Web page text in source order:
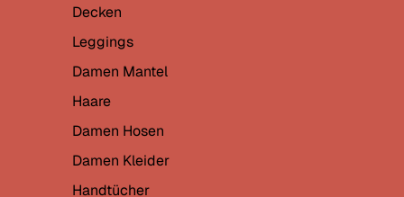
Decken
Leggings
Damen Mantel
Haare
Damen Hosen
Damen Kleider
Handtücher